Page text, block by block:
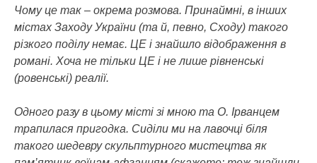
Чому це так – окрема розмова. Принаймні, в інших
містах Заходу України (та й, певно, Сходу) такого
різкого поділу немає. ЦЕ і знайшло відображення в
романі. Хоча не тільки ЦЕ і не лише рівненські
(ровенські) реалії.
Одного разу в цьому місті зі мною та О. Ірванцем
трапилася пригодка. Сиділи ми на лавочці біля
такого шедевру скульптурного мистецтва як